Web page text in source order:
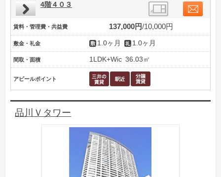
4階４０３
賃料・管理費・共益費 137,000円 10,000円
敷金・礼金 1.0ヶ月 1.0ヶ月
間取・面積 1LDK+Wic 36.03㎡
アピールポイント
品川Ｖタワー